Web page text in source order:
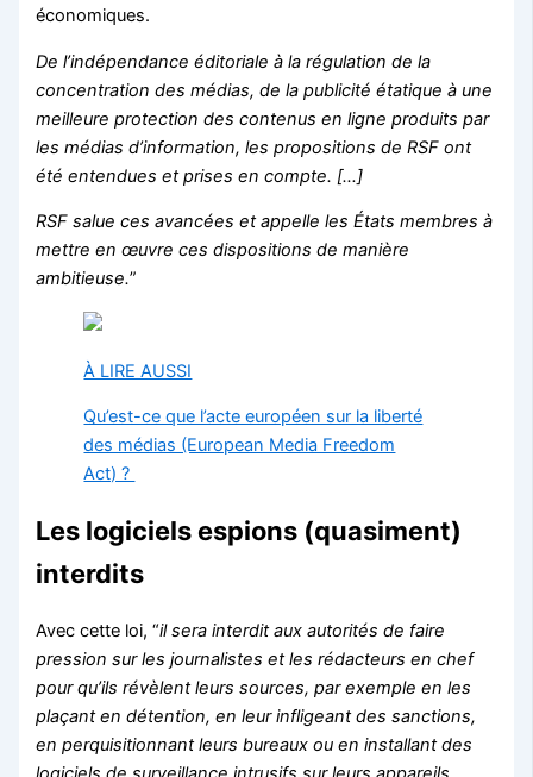
économiques.
De l’indépendance éditoriale à la régulation de la
concentration des médias, de la publicité étatique à une
meilleure protection des contenus en ligne produits par
les médias d’information, les propositions de RSF ont
été entendues et prises en compte. […]
RSF salue ces avancées et appelle les États membres à
mettre en œuvre ces dispositions de manière
ambitieuse.”
À LIRE AUSSI
Qu’est-ce que l’acte européen sur la liberté
des médias (European Media Freedom
Act) ?
Les logiciels espions (quasiment)
interdits
Avec cette loi, “il sera interdit aux autorités de faire
pression sur les journalistes et les rédacteurs en chef
pour qu’ils révèlent leurs sources, par exemple en les
plaçant en détention, en leur infligeant des sanctions,
en perquisitionnant leurs bureaux ou en installant des